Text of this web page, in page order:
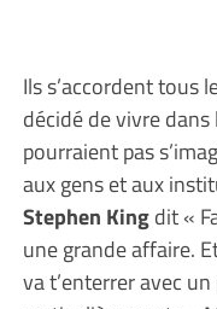
Ils s’accordent tous
décidé de vivre dans
pourraient pas
aux gens et aux
Stephen Kingdit «
une grande affaire.
va t’enterrer avec